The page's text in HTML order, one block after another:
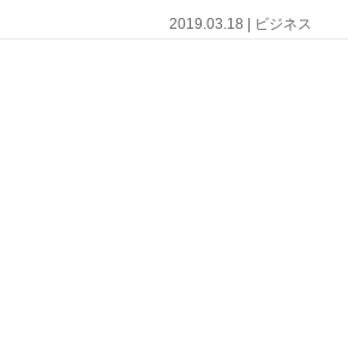
2019.03.18 | ビジネス